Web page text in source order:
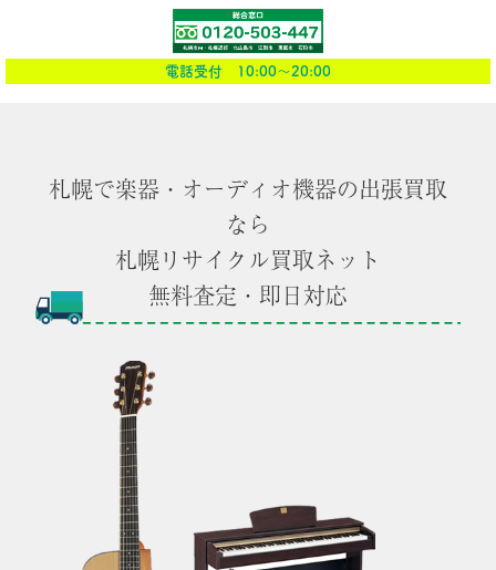
電話受付 10:00～20:00
札幌で楽器・オーディオ機器の出張買取
なら
札幌リサイクル買取ネット
無料査定・即日対応